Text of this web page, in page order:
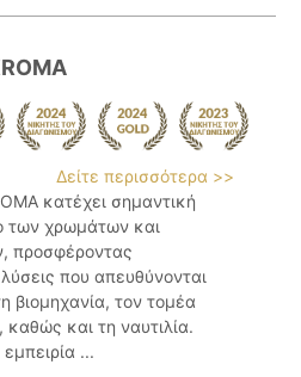
Δείτε περισσότερα >>
κατέχει σημαντική
των χρωμάτων και
προσφέροντας
που απευθύνονται
βιομηχανία, τον τομέα
καθώς και τη ναυτιλία.
...